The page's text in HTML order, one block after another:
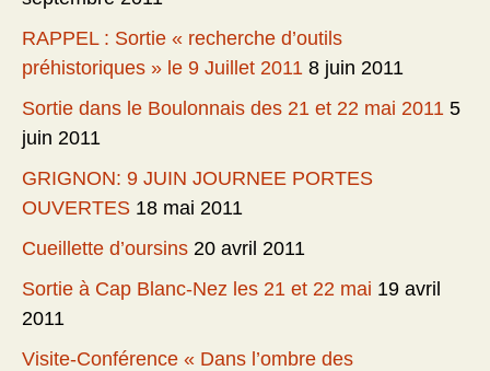
RAPPEL : Sortie « recherche d’outils
préhistoriques » le 9 Juillet 2011 8 juin 2011
Sortie dans le Boulonnais des 21 et 22 mai 2011 5
juin 2011
GRIGNON: 9 JUIN JOURNEE PORTES
OUVERTES 18 mai 2011
Cueillette d’oursins 20 avril 2011
Sortie à Cap Blanc-Nez les 21 et 22 mai 19 avril
2011
Visite-Conférence « Dans l’ombre des